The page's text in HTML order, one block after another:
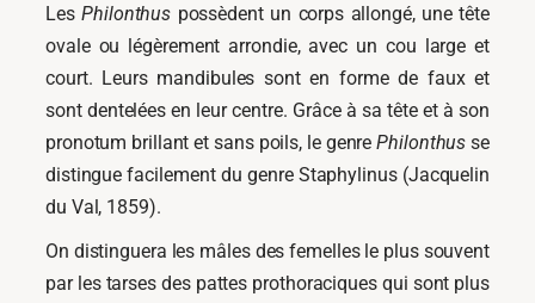
LesPhilonthus possèdent un corps allongé, une tête
ovale ou légèrement arrondie, avec un cou large et
court. Leurs mandibules sont en forme de faux et
sont dentelées en leur centre. Grâce à sa tête et à son
pronotum brillant et sans poils, le genrePhilonthus se
distingue facilement du genre Staphylinus (Jacquelin
du Val, 1859).
On distinguera les mâles des femelles le plus souvent
par les tarses des pattes prothoraciques qui sont plus